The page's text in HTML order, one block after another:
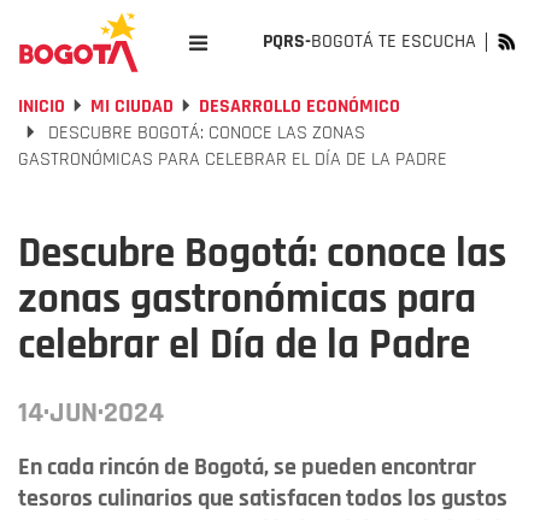
PQRS-BOGOTÁ TE ESCUCHA
INICIO MI CIUDAD
DESARROLLO ECONÓMICO
DESCUBRE BOGOTÁ: CONOCE LAS ZONAS
GASTRONÓMICAS PARA CELEBRAR EL DÍA DE LA PADRE
Descubre Bogotá: conoce las
zonas gastronómicas para
celebrar el Día de la Padre
14·JUN·2024
En cada rincón de Bogotá, se pueden encontrar
tesoros culinarios que satisfacen todos los gustos